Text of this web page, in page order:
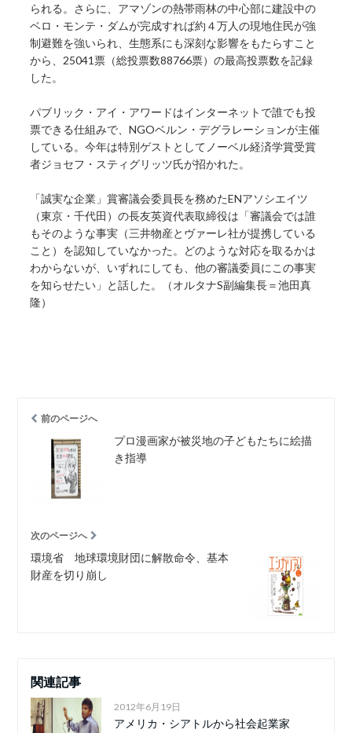
られる。さらに、アマゾンの熱帯雨林の中心部に建設中の
ベロ・モンテ・ダムが完成すれば約４万人の現地住民が強
制避難を強いられ、生態系にも深刻な影響をもたらすこと
から、25041票（総投票数88766票）の最高投票数を記録
した。
パブリック・アイ・アワードはインターネットで誰でも投
票できる仕組みで、NGOベルン・デグラレーションが主催
している。今年は特別ゲストとしてノーベル経済学賞受賞
者ジョセフ・スティグリッツ氏が招かれた。
「誠実な企業」賞審議会委員長を務めたENアソシエイツ
（東京・千代田）の長友英資代表取締役は「審議会では誰
もそのような事実（三井物産とヴァーレ社が提携している
こと）を認知していなかった。どのような対応を取るかは
わからないが、いずれにしても、他の審議委員にこの事実
を知らせたい」と話した。（オルタナS副編集長＝池田真
隆）
前のページへ
プロ漫画家が被災地の子どもたちに絵描
き指導
次のページへ
環境省 地球環境財団に解散命令、基本
財産を切り崩し
関連記事
2012年6月19日
アメリカ・シアトルから社会起業家